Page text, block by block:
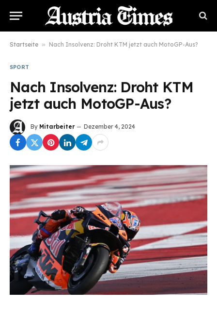
Startseite » Nach Insolvenz: Droht KTM jetzt auch MotoGP-Aus?
SPORT
Nach Insolvenz: Droht KTM
jetzt auch MotoGP-Aus?
By Mitarbeiter Dezember 4, 2024